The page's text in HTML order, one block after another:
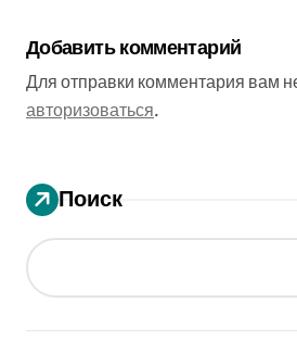
Добавить комментарий
Для отправки комментария вам
авторизоваться.
Поиск